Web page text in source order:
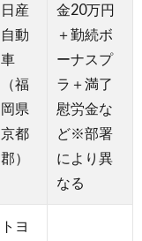
日産
自動
車
（福
岡県
京都
郡）
金20万円
＋勤続ボ
ーナスプ
ラ＋満了
慰労金な
ど※部署
により異
なる
トヨ